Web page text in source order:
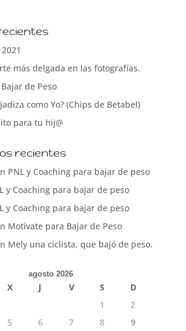
más delgada en las fotografías.
de Peso
como Yo? (Chips de Betabel)
para tu hij@
recientes
PNL y Coaching para bajar de peso
y Coaching para bajar de peso
y Coaching para bajar de peso
Motívate para Bajar de Peso
Mely una ciclista, que bajó de peso.
agosto 2026
X J V S
D
1
2
5 6 7 8
9